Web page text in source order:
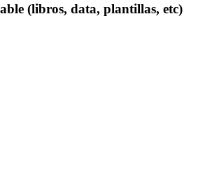
(libros, data, plantillas, etc)